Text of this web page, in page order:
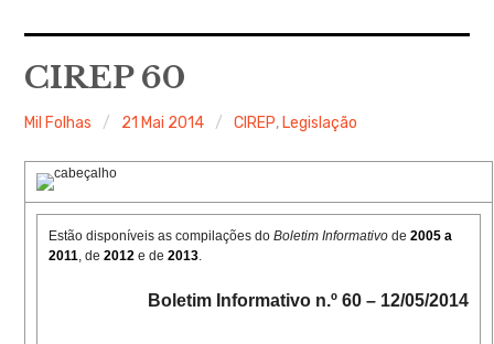
MIL FOLHAS
BLOG
CIREP 60
Mil Folhas 21 Mai 2014 CIREP, Legislação
Estão disponíveis as compilações doBoletim Informativo de2005 a
2011, de2012 e de2013.
Boletim Informativo n.º 60 – 12/05/2014